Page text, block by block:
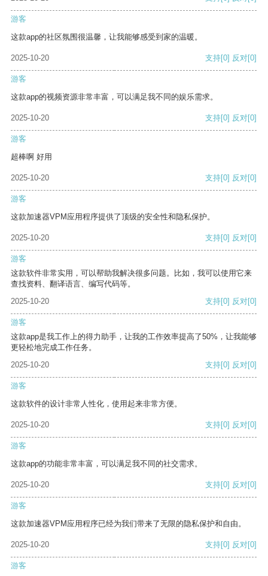
游客
这款app的社区氛围很温馨，让我能够感受到家的温暖。
2025-10-20 支持[0] 反对[0]
游客
这款app的视频资源非常丰富，可以满足我不同的娱乐需求。
2025-10-20 支持[0] 反对[0]
游客
超棒啊 好用
2025-10-20 支持[0] 反对[0]
游客
这款加速器VPM应用程序提供了顶级的安全性和隐私保护。
2025-10-20 支持[0] 反对[0]
游客
这款软件非常实用，可以帮助我解决很多问题。比如，我可以使用它来
查找资料、翻译语言、编写代码等。
2025-10-20
支持[0] 反对[0]
游客
这款app是我工作上的得力助手，让我的工作效率提高了50%，让我能够
更轻松地完成工作任务。
2025-10-20
支持[0] 反对[0]
游客
这款软件的设计非常人性化，使用起来非常方便。
2025-10-20 支持[0] 反对[0]
游客
这款app的功能非常丰富，可以满足我不同的社交需求。
2025-10-20 支持[0] 反对[0]
游客
这款加速器VPM应用程序已经为我们带来了无限的隐私保护和自由。
2025-10-20 支持[0] 反对[0]
游客